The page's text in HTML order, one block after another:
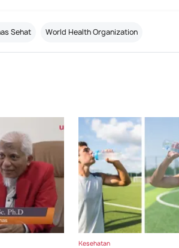
Sehat World Health Organization
Kesehatan